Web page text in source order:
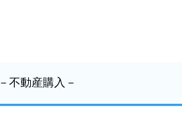
－不動産購入－